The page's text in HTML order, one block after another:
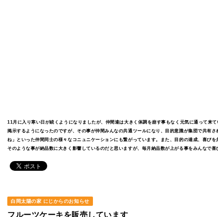
11月に入り寒い日が続くようになりましたが、仲間達は大きく体調を崩す事もなく元気に通って来
掲示するようになったのですが、その事が仲間みんなの共通ツールになり、目的意識が集団で共有
ね」といった仲間同士の様々なコニュニケーションにも繋がっています。また、目的の達成、喜び
そのような事が納品数に大きく影響しているのだと思いますが、毎月納品数が上がる事をみんなで
白岡太陽の家 にじからのお知らせ
フルーツケーキを販売しています